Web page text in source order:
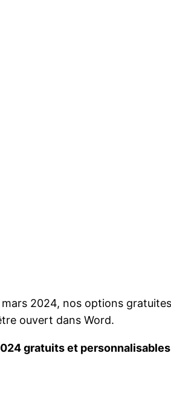
2024, nos options
ouvert dans Word.
gratuits et personnalisables